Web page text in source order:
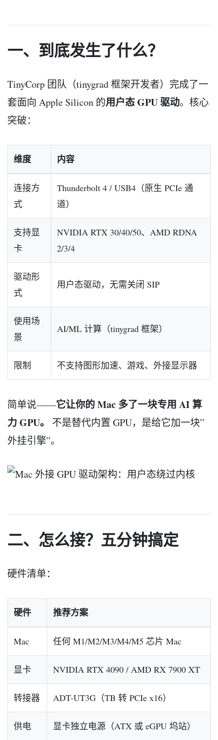
一、到底发生了什么？
TinyCorp 团队（tinygrad 框架开发者）完成了一
套面向 Apple Silicon 的用户态 GPU 驱动。核心
突破：
维度 内容
连接方
式
Thunderbolt 4 / USB4（原生 PCIe 通
道）
支持显
卡
NVIDIA RTX 30/40/50、AMD RDNA
2/3/4
驱动形
式
用户态驱动，无需关闭 SIP
使用场
景
AI/ML 计算（tinygrad 框架）
限制 不支持图形加速、游戏、外接显示器
简单说——它让你的 Mac 多了一块专用 AI 算
力 GPU。
不是替代内置 GPU，是给它加一块”
外挂引擎”。
二、怎么接？五分钟搞定
硬件清单：
硬件 推荐方案
Mac 任何 M1/M2/M3/M4/M5 芯片 Mac
显卡 NVIDIA RTX 4090 / AMD RX 7900 XT
转接器 ADT-UT3G（TB 转 PCIe x16）
供电 显卡独立电源（ATX 或 eGPU 坞站）